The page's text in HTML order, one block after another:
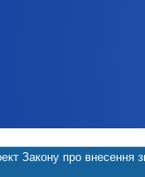
Закону про внесення